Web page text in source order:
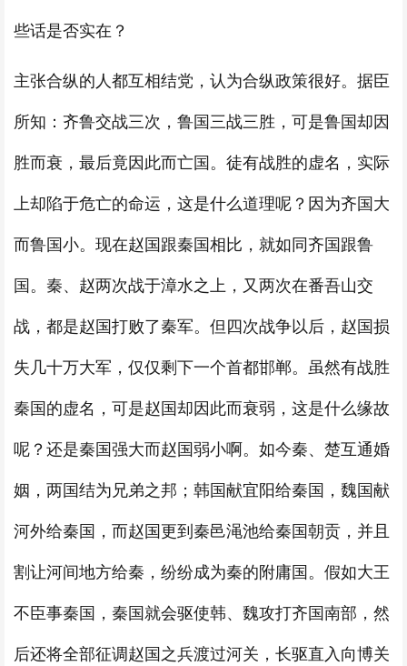
些话是否实在？
主张合纵的人都互相结党，认为合纵政策很好。据臣
所知：齐鲁交战三次，鲁国三战三胜，可是鲁国却因
胜而衰，最后竟因此而亡国。徒有战胜的虚名，实际
上却陷于危亡的命运，这是什么道理呢？因为齐国大
而鲁国小。现在赵国跟秦国相比，就如同齐国跟鲁
国。秦、赵两次战于漳水之上，又两次在番吾山交
战，都是赵国打败了秦军。但四次战争以后，赵国损
失几十万大军，仅仅剩下一个首都邯郸。虽然有战胜
秦国的虚名，可是赵国却因此而衰弱，这是什么缘故
呢？还是秦国强大而赵国弱小啊。如今秦、楚互通婚
姻，两国结为兄弟之邦；韩国献宜阳给秦国，魏国献
河外给秦国，而赵国更到秦邑渑池给秦国朝贡，并且
割让河间地方给秦，纷纷成为秦的附庸国。假如大王
不臣事秦国，秦国就会驱使韩、魏攻打齐国南部，然
后还将全部征调赵国之兵渡过河关，长驱直入向博关